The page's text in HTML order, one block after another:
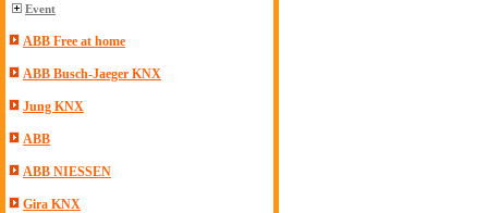
Event
ABB Free at home
ABB Busch-Jaeger KNX
Jung KNX
ABB
ABB NIESSEN
Gira KNX